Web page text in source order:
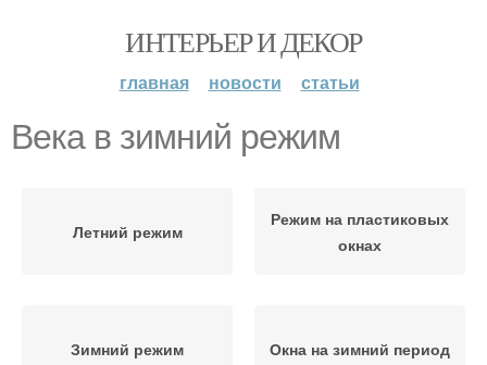
ИНТЕРЬЕР И ДЕКОР
главная новости статьи
Века в зимний режим
Летний режим
Режим на пластиковых
окнах
Зимний режим Окна на зимний период